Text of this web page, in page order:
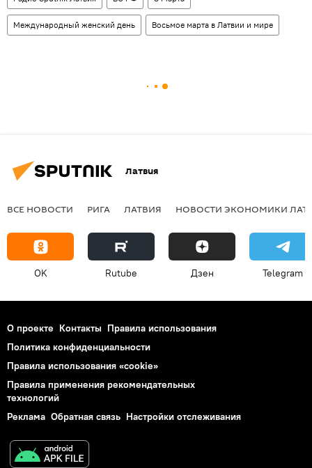
Международный женский день Восьмое марта в Латвии и мире
Латвия
ВСЕ НОВОСТИ РИГА ЛАТВИЯ НОВОСТИ ЭКОНОМИКИ
OK Rutube Дзен Telegram
О проекте Контакты Правила использования
Политика конфиденциальности
Правила использования «cookie»
Правила применения рекомендательных
технологий
Реклама Обратная связь Настройки отслеживания